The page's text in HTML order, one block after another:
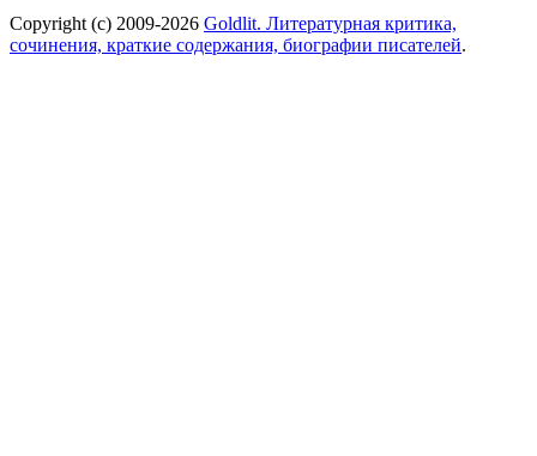
Copyright (c) 2009-2026 Goldlit. Литературная критика,
сочинения, краткие содержания, биографии писателей.